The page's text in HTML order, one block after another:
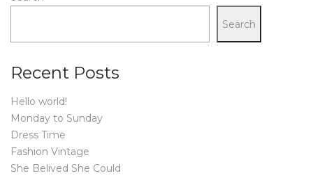
Search
Recent Posts
Hello world!
Monday to Sunday
Dress Time
Fashion Vintage
She Belived She Could